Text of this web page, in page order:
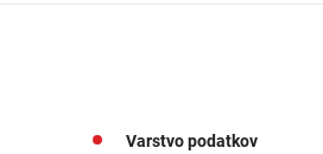
Varstvo podatkov